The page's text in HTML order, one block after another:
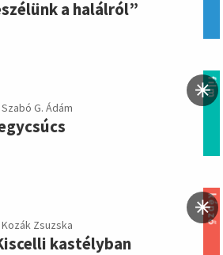
a halálról”
film
G. Ádám
képző
Zsuzska
kastélyban